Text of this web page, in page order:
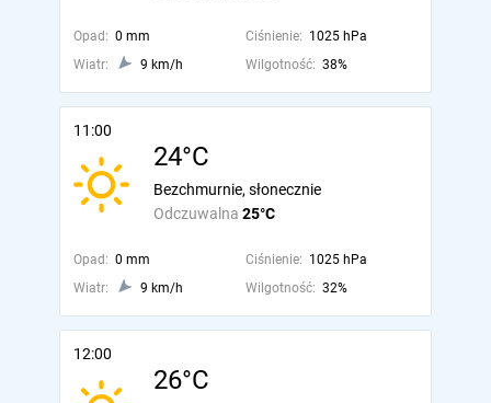
Opad: 0 mm Ciśnienie: 1025 hPa
Wiatr:
9 km/h Wilgotność: 38%
11:00
24°C
Odczuwalna 25°C
Bezchmurnie, słonecznie
Opad: 0 mm Ciśnienie: 1025 hPa
Wiatr:
9 km/h Wilgotność: 32%
12:00
26°C